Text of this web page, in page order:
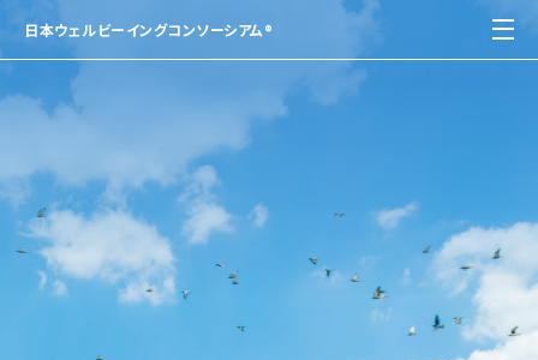
日本ウェルビーイングコンソーシアム®